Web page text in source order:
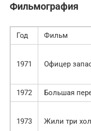
Фильмография
Год Фильм
1971 Офицер
1972 Большая
1973 Жили три